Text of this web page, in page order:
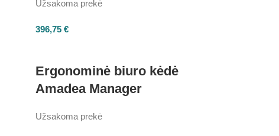
Užsakoma prekė
396,75€
Ergonominė biuro kėdė
Amadea Manager
Užsakoma prekė